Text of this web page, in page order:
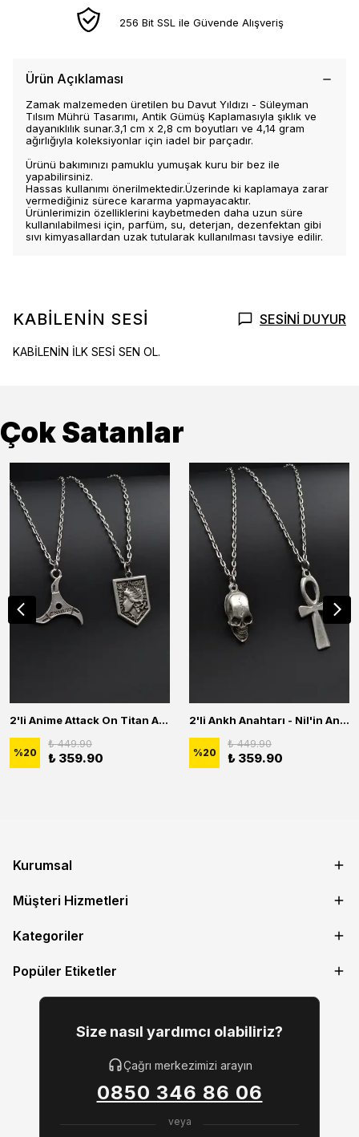
256 Bit SSL ile Güvende Alışveriş
Ürün Açıklaması
Zamak malzemeden üretilen bu Davut Yıldızı - Süleyman
Tılsım Mührü Tasarımı, Antik Gümüş Kaplamasıyla şıklık ve
dayanıklılık sunar.3,1 cm x 2,8 cm boyutları ve 4,14 gram
ağırlığıyla koleksiyonlar için iadel bir parçadır.
Ürünü bakımınızı pamuklu yumuşak kuru bir bez ile
yapabilirsiniz.
Hassas kullanımı önerilmektedir.Üzerinde ki kaplamaya zarar
vermediğiniz sürece kararma yapmayacaktır.
Ürünlerimizin özelliklerini kaybetmeden daha uzun süre
kullanılabilmesi için, parfüm, su, deterjan, dezenfektan gibi
sıvı kimyasallardan uzak tutularak kullanılması tavsiye edilir.
KABİLENİN SESİ SESİNİ DUYUR
KABİLENİN İLK SESİ SEN OL.
Çok Satanlar
2'li Anime Attack On Titan Acrylic Maria Anime Naruto Erkek Kadın Kolye Seti
%20
₺ 449.90
₺ 359.90
2'li Ankh Anahtarı - Nil'in Anahtarı - Kuru Kafa Erkek Kadın Kolye Seti
%20
₺ 449.90
₺ 359.90
Kurumsal
Müşteri Hizmetleri
Kategoriler
Popüler Etiketler
Size nasıl yardımcı olabiliriz?
Çağrı merkezimizi arayın
0850 346 86 06